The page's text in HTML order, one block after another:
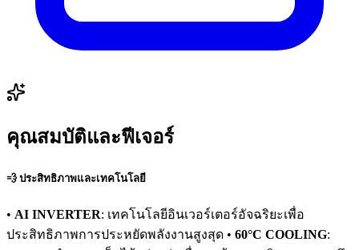
คุณสมบัติและฟีเจอร์
💨 ประสิทธิภาพและเทคโนโลยี
• AI INVERTER: เทคโนโลยีอินเวอร์เตอร์อัจฉริยะเพื่อ
ประสิทธิภาพการประหยัดพลังงานสูงสุด • 60°C COOLING: